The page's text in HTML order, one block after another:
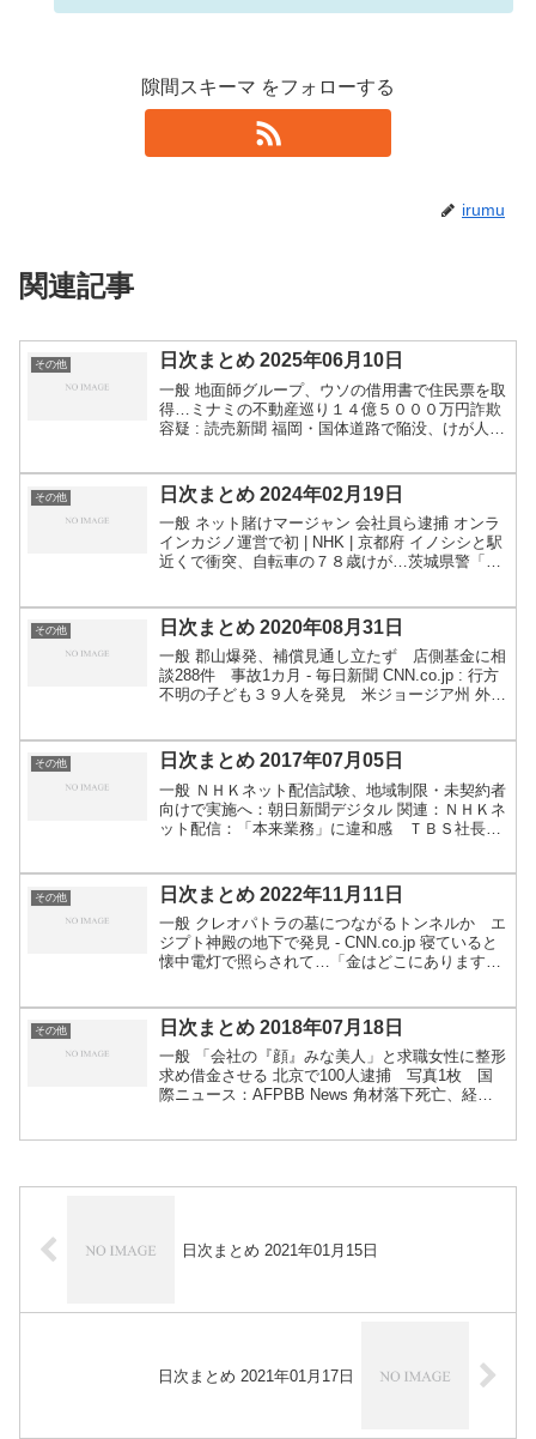
隙間スキーマ をフォローする
irumu
関連記事
その他 日次まとめ 2025年06月10日
一般 地面師グループ、ウソの借用書で住民票を取
得…ミナミの不動産巡り１４億５０００万円詐欺
容疑 : 読売新聞 福岡・国体道路で陥没、けが人な
定の上...
その他 日次まとめ 2024年02月19日
一般 ネット賭けマージャン 会社員ら逮捕 オンラ
インカジノ運営で初 | NHK | 京都府 イノシシと駅
近くで衝突、自転車の７８歳けが…茨城県警「街
その他 日次まとめ 2020年08月31日
一般 郡山爆発、補償見通し立たず 店側基金に相
談288件 事故1カ月 - 毎日新聞 CNN.co.jp : 行方
不明の子ども３９人を発見 米ジョージア州 外務
その他 日次まとめ 2017年07月05日
一般 ＮＨＫネット配信試験、地域制限・未契約者
向けで実施へ：朝日新聞デジタル 関連：ＮＨＫネ
ット配信：「本来業務」に違和感 ＴＢＳ社長苦
その他 日次まとめ 2022年11月11日
一般 クレオパトラの墓につながるトンネルか エ
ジプト神殿の地下で発見 - CNN.co.jp 寝ていると
懐中電灯で照らされて…「金はどこにあります
その他 日次まとめ 2018年07月18日
一般 「会社の『顔』みな美人」と求職女性に整形
求め借金させる 北京で100人逮捕 写真1枚 国
際ニュース：AFPBB News 角材落下死亡、経営
日次まとめ 2021年01月15日
日次まとめ 2021年01月17日